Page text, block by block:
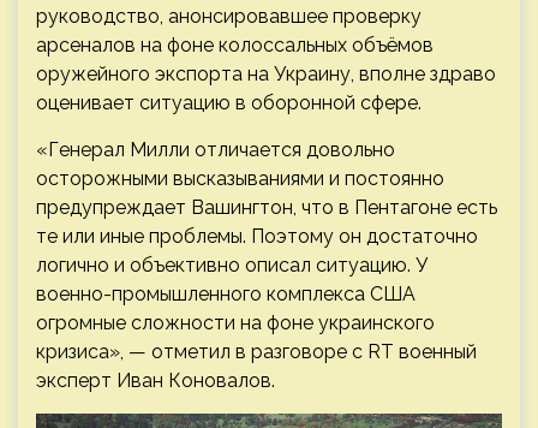
руководство, анонсировавшее проверку
арсеналов на фоне колоссальных объёмов
оружейного экспорта на Украину, вполне здраво
оценивает ситуацию в оборонной сфере.
«Генерал Милли отличается довольно
осторожными высказываниями и постоянно
предупреждает Вашингтон, что в Пентагоне есть
те или иные проблемы. Поэтому он достаточно
логично и объективно описал ситуацию. У
военно-промышленного комплекса США
огромные сложности на фоне украинского
кризиса», — отметил в разговоре с RT военный
эксперт Иван Коновалов.